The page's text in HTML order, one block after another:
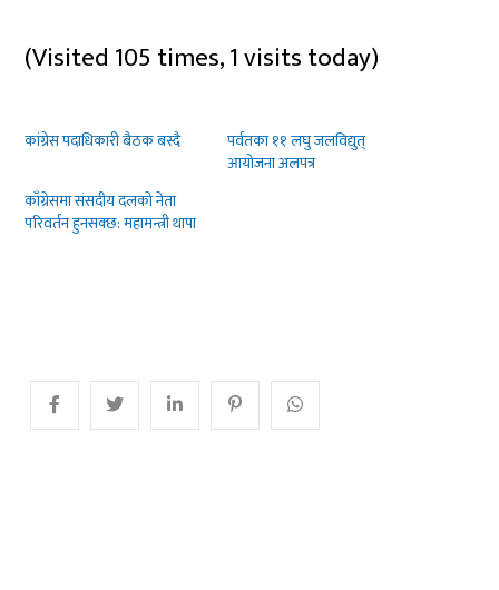
(Visited 105 times, 1 visits today)
कांग्रेस पदाधिकारी बैठक बस्दै
पर्वतका ११ लघु जलविद्युत्
आयोजना अलपत्र
काँग्रेसमा संसदीय दलको नेता
परिवर्तन हुनसक्छ: महामन्त्री थापा